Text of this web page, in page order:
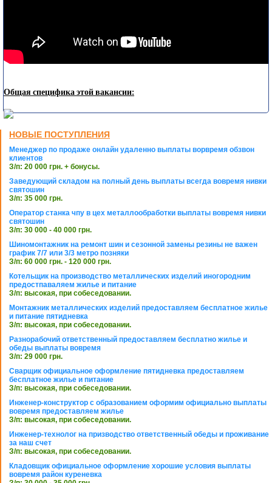
Общая специфика этой вакансии:
НОВЫЕ ПОСТУПЛЕНИЯ
Менеджер по продаже онлайн удаленно выплаты ворвремя обзвон
клиентов
З/п: 20 000 грн. + бонусы.
Заведующий складом на полный день выплаты всегда вовремя нивки
святошин
З/п: 35 000 грн.
Оператор станка чпу в цех металлообработки выплаты вовремя нивки
святошин
З/п: 30 000 - 40 000 грн.
Шиномонтажник на ремонт шин и сезонной замены резины не важен
график 7/7 или 3/3 метро позняки
З/п: 60 000 грн. - 120 000 грн.
Котельщик на производство металлических изделий иногородним
предостпаваляем жилье и питание
З/п: высокая, при собеседовании.
Монтажник металлических изделий предоставляем бесплатное жилье
и питание пятидневка
З/п: высокая, при собеседовании.
Разнорабочий ответственный предоставляем бесплатно жилье и
обеды выплаты вовремя
З/п: 29 000 грн.
Сварщик официальное оформление пятидневка предоставляем
бесплатное жилье и питание
З/п: высокая, при собеседовании.
Инженер-конструктор с образованием оформим официально выплаты
вовремя предоставляем жилье
З/п: высокая, при собеседовании.
Инженер-технолог на призводство ответственный обеды и проживание
за наш счет
З/п: высокая, при собеседовании.
Кладовщик официальное оформление хорошие условия выплаты
вовремя район куреневка